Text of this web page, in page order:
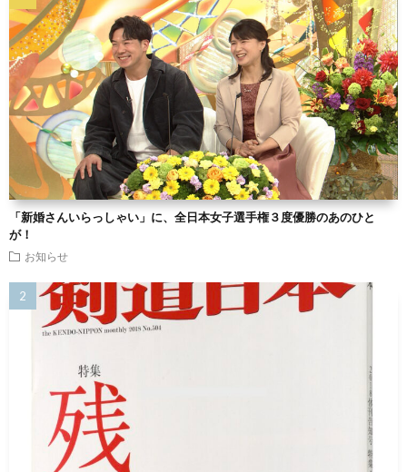
「新婚さんいらっしゃい」に、全日本女子選手権３度優勝のあのひと
が！
お知らせ